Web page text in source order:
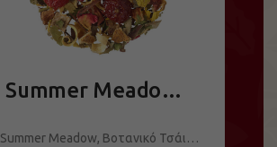
Summer Meadow, Βοτανικό Τσάι
Summer Meadow, Βοτανικό Τσάι…